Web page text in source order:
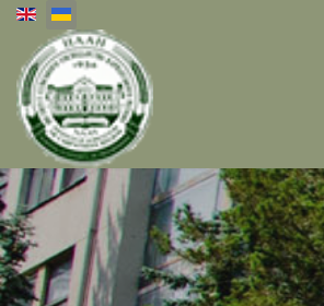
Оберіть свою мову